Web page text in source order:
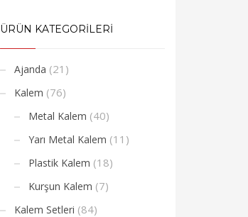
ÜRÜN KATEGORİLERİ
Ajanda (21)
Kalem (76)
Metal Kalem (40)
Yarı Metal Kalem (11)
Plastik Kalem (18)
Kurşun Kalem (7)
Kalem Setleri (84)